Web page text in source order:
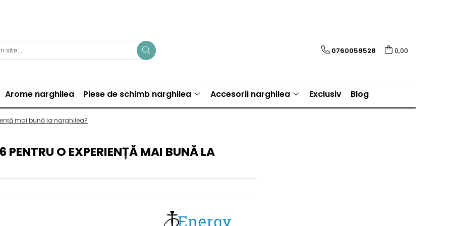
0760059528 0,00
Arome narghilea Piese de schimb narghilea Accesorii narghilea Exclusiv Blog
mai bună la narghilea?
PENTRU O EXPERIENȚĂ MAI BUNĂ LA